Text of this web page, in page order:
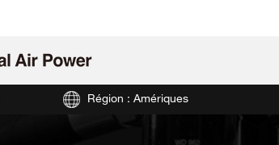
Région : Amériques